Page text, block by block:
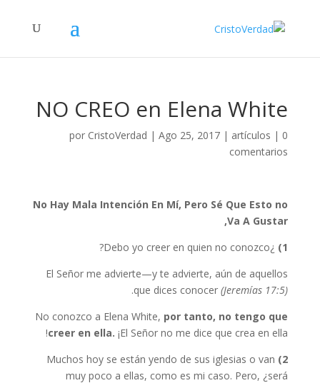
NO CREO en Elena White
por CristoVerdad |Ago 25, 2017 | artículos | 0
comentarios
No Hay Mala Intención En Mí, Pero Sé Que Esto no
Va A Gustar,
1)
¿Debo yo creer en quien no conozco?
El Señor me advierte—y te advierte, aún de aquellos
que dices conocer (Jeremías 17:5)
.
No conozco a Elena White, por tanto, no tengo que
creer en ella. ¡El Señor no me dice que crea en ella!
2)
Muchos hoy se están yendo de sus iglesias o van
muy poco a ellas, como es mi caso. Pero, ¿será